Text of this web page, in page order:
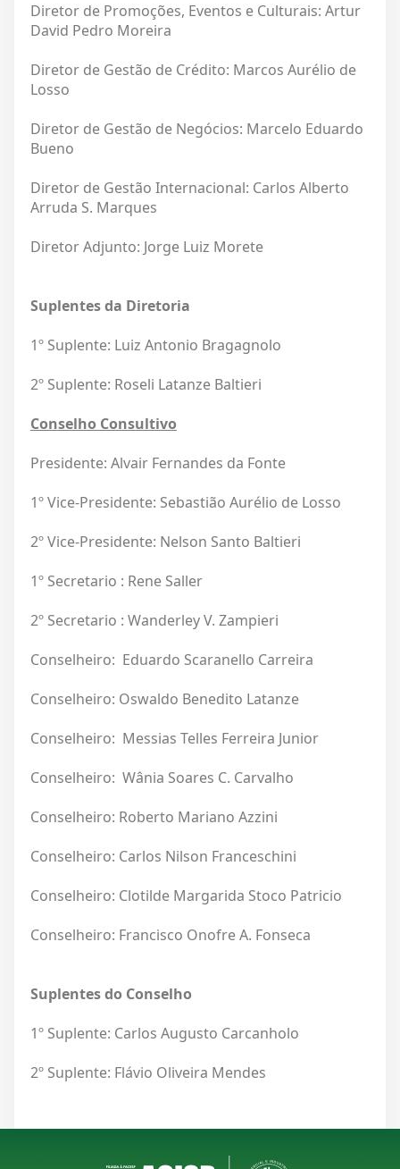
Diretor de Promoções, Eventos e Culturais: Artur
David Pedro Moreira
Diretor de Gestão de Crédito: Marcos Aurélio de
Losso
Diretor de Gestão de Negócios: Marcelo Eduardo
Bueno
Diretor de Gestão Internacional: Carlos Alberto
Arruda S. Marques
Diretor Adjunto: Jorge Luiz Morete
Suplentes da Diretoria
1º Suplente: Luiz Antonio Bragagnolo
2º Suplente: Roseli Latanze Baltieri
Conselho Consultivo
Presidente: Alvair Fernandes da Fonte
1º Vice-Presidente: Sebastião Aurélio de Losso
2º Vice-Presidente: Nelson Santo Baltieri
1º Secretario : Rene Saller
2º Secretario : Wanderley V. Zampieri
Conselheiro: Eduardo Scaranello Carreira
Conselheiro: Oswaldo Benedito Latanze
Conselheiro: Messias Telles Ferreira Junior
Conselheiro: Wânia Soares C. Carvalho
Conselheiro: Roberto Mariano Azzini
Conselheiro: Carlos Nilson Franceschini
Conselheiro: Clotilde Margarida Stoco Patricio
Conselheiro: Francisco Onofre A. Fonseca
Suplentes do Conselho
1º Suplente: Carlos Augusto Carcanholo
2º Suplente: Flávio Oliveira Mendes